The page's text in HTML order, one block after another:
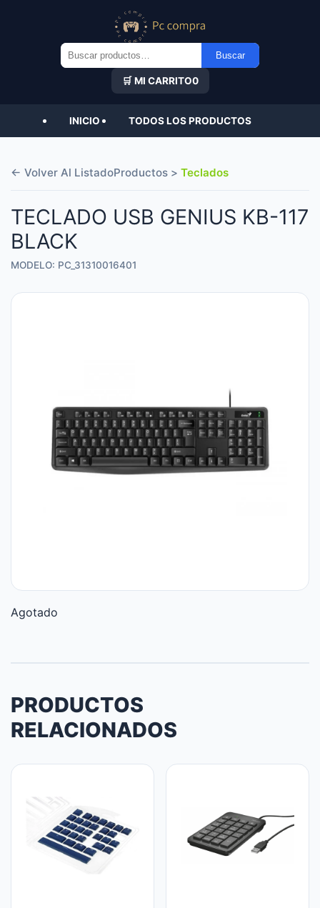
Buscar
por:
Buscar
🛒 MI CARRITO0
INICIO TODOS LOS PRODUCTOS
← Volver Al ListadoProductos > Teclados
TECLADO USB GENIUS KB-117
BLACK
MODELO: PC_31310016401
Agotado
PRODUCTOS
RELACIONADOS